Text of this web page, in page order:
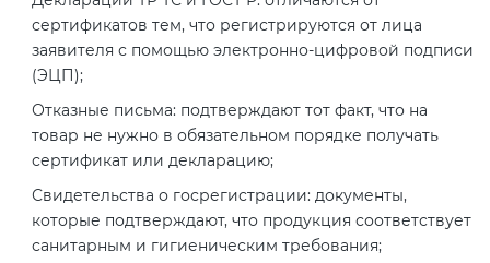
сертификатов тем, что регистрируются от лица
заявителя с помощью электронно-цифровой подписи
(ЭЦП);
Отказные письма: подтверждают тот факт, что на
товар не нужно в обязательном порядке получать
сертификат или декларацию;
Свидетельства о госрегистрации: документы,
которые подтверждают, что продукция соответствует
санитарным и гигиеническим требования;
Сертификация бытовой техники
Сертификация легкой
промышленности
Сертификация упаковки
Сертификат ГОСТ Р ИСО/МЭК
20000-1-2021
Сертификат ГОСТ Р ИСО 26000-
2012
Сертификат ГОСТ Р ИСО/МЭК
27001-2021
Регистрация товарного знака
(торговой марки) в Роспатенте
Регистрация товарного знака
(торговой марки) в Роспатенте
Регистрация товарного знака
(торговой марки) в Роспатенте
2008
Сертификат ГОСТ Р ИСО 20121-
2014
Сертификат ГОСТ Р 56404-2021
Сертификат ГОСТ Р 55267-2012
О безопасности дорог (ТР ТС
014/2011)
О безопасности оборудования
для работы во взрывоопасных
средах (ТР ТС 012/2011)
ТР ТС 011/2011 «Безопасность